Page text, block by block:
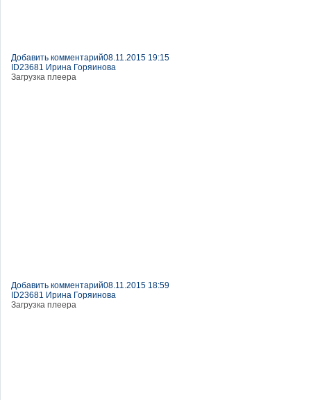
Добавить комментарий08.11.2015 19:15
ID23681 Ирина Горяинова
Загрузка плеера
Добавить комментарий08.11.2015 18:59
ID23681 Ирина Горяинова
Загрузка плеера